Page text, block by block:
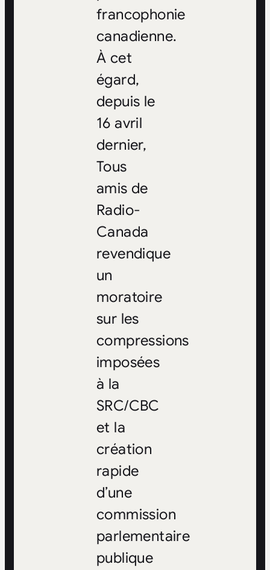
francophonie
canadienne.
À cet
égard,
depuis le
16 avril
dernier,
Tous
amis de
Radio-
Canada
revendique
un
moratoire
sur les
compressions
imposées
à la
SRC/CBC
et la
création
rapide
d’une
commission
parlementaire
publique